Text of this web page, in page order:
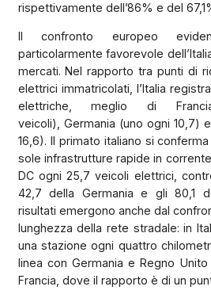
rispettivamente dell’86% e del
Il confronto europeo
particolarmente favorevole
mercati. Nel rapporto tra punti di
elettrici immatricolati, l’Italia
elettriche, meglio di
veicoli), Germania (uno ogni 10,7)
16,6). Il primato italiano si
sole infrastrutture rapide in
DC ogni 25,7 veicoli elettrici,
42,7 della Germania e gli 80,1
risultati emergono anche dal
lunghezza della rete stradale: in
una stazione ogni quattro
linea con Germania e Regno
Francia, dove il rapporto è di un